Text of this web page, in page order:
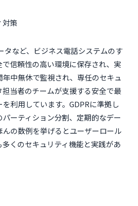
対策
タなど、ビジネス電話システムのす
信頼性の高い環境に保存され、実
中無休で監視され、専任のセキュ
担当者のチームが支援する安全で最
利用しています。GDPRに準拠し
ーティション分割、定期的なデー
の数例を挙げるとユーザーロール
くのセキュリティ機能と実践があ